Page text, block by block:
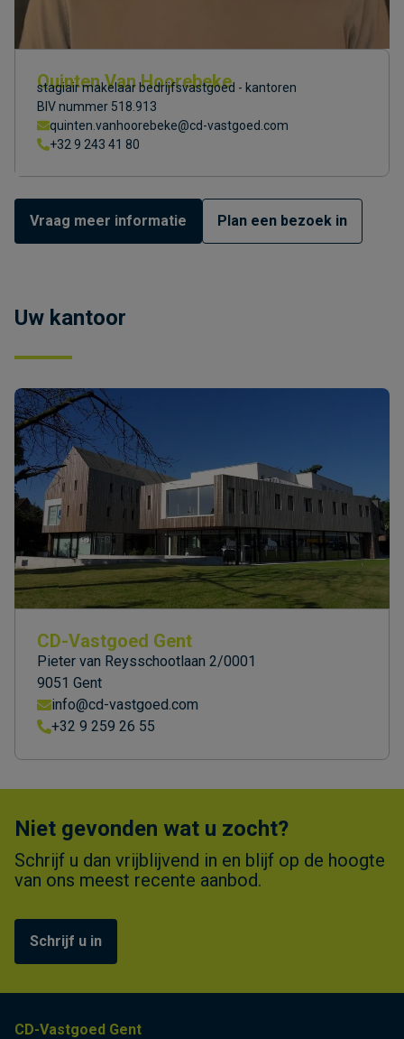
Quinten Van Hoorebeke
stagiair makelaar bedrijfsvastgoed - kantoren
BIV nummer 518.913
quinten.vanhoorebeke@cd-vastgoed.com
+32 9 243 41 80
Vraag meer informatie Plan een bezoek in
Uw kantoor
CD-Vastgoed Gent
Pieter van Reysschootlaan 2/0001
9051 Gent
info@cd-vastgoed.com
+32 9 259 26 55
Niet gevonden wat u zocht?
Schrijf u dan vrijblijvend in en blijf op de hoogte
van ons meest recente aanbod.
Schrijf u in
CD-Vastgoed Gent